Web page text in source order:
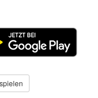
spielen